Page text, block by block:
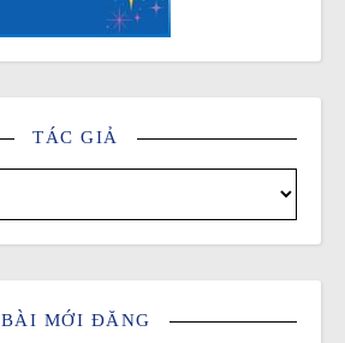
TÁC GIẢ
BÀI MỚI ĐĂNG